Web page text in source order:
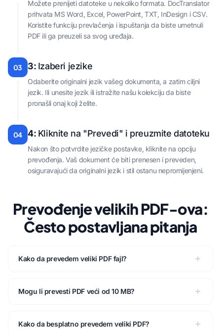
Možete prenijeti datoteke u nekoliko formata. DocTranslator
prihvata MS Word, Excel, PowerPoint, TXT, InDesign i CSV.
Koristite funkciju prevlačenja i ispuštanja da biste umetnuli
PDF ili ga preuzeli sa svog uređaja.
03 3: Izaberi jezike
Odaberite originalni jezik vašeg dokumenta, a zatim ciljni
jezik. Ili unesite jezik ili istražite našu kolekciju da biste
pronašli onaj koji želite.
04 4: Kliknite na "Prevedi" i preuzmite datoteku
Nakon što potvrdite jezičke postavke, kliknite na opciju
prevođenja. Vaš dokument će biti prenesen i preveden,
osiguravajući da originalni jezik i stil ostanu nepromijenjeni.
Prevođenje velikih PDF-ova:
Često postavljana pitanja
Kako da prevedem veliki PDF fajl?
Mogu li prevesti PDF veći od 10 MB?
Kako da besplatno prevedem veliki PDF?